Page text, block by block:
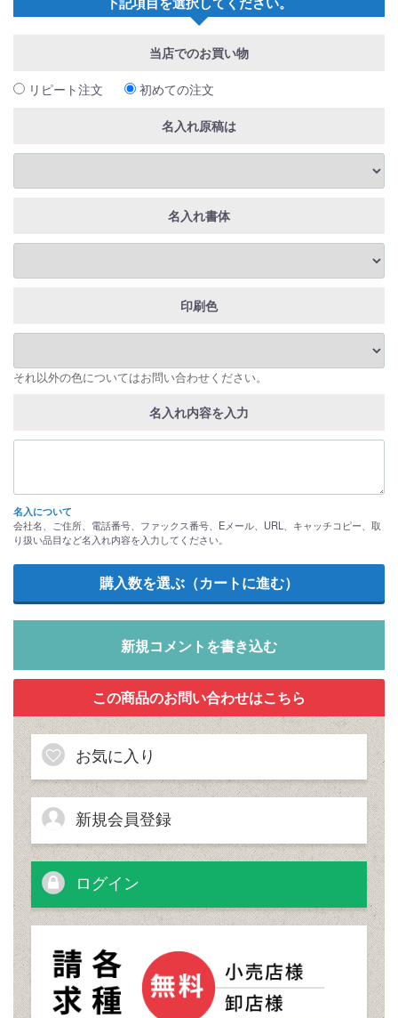
当店でのお買い物
リピート注文 初めての注文
名入れ原稿は
名入れ書体
印刷色
それ以外の色についてはお問い合わせください。
名入れ内容を入力
名入について
会社名、ご住所、電話番号、ファックス番号、Eメール、URL、キャッチコピー、取
り扱い品目など名入れ内容を入力してください。
新規コメントを書き込む
お気に入り
新規会員登録
ログイン